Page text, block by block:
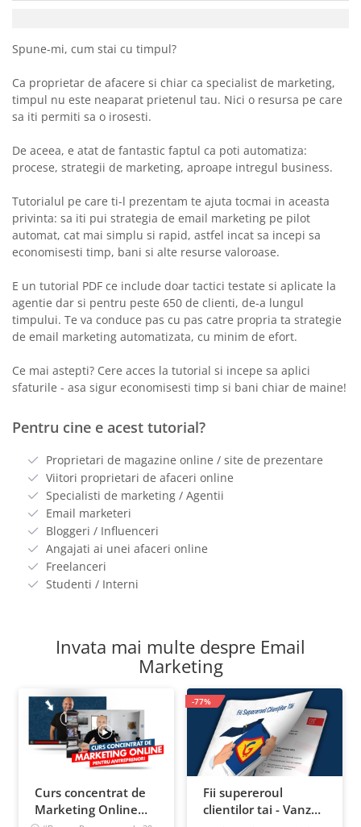
Spune-mi, cum stai cu timpul?
Ca proprietar de afacere si chiar ca specialist de marketing,
timpul nu este neaparat prietenul tau. Nici o resursa pe care
sa iti permiti sa o irosesti.
De aceea, e atat de fantastic faptul ca poti automatiza:
procese, strategii de marketing, aproape intregul business.
Tutorialul pe care ti-l prezentam te ajuta tocmai in aceasta
privinta: sa iti pui strategia de email marketing pe pilot
automat, cat mai simplu si rapid, astfel incat sa incepi sa
economisesti timp, bani si alte resurse valoroase.
E un tutorial PDF ce include doar tactici testate si aplicate la
agentie dar si pentru peste 650 de clienti, de-a lungul
timpului. Te va conduce pas cu pas catre propria ta strategie
de email marketing automatizata, cu minim de efort.
Ce mai astepti? Cere acces la tutorial si incepe sa aplici
sfaturile - asa sigur economisesti timp si bani chiar de maine!
Pentru cine e acest tutorial?
Proprietari de magazine online / site de prezentare
Viitori proprietari de afaceri online
Specialisti de marketing / Agentii
Email marketeri
Bloggeri / Influenceri
Angajati ai unei afaceri online
Freelanceri
Studenti / Interni
Invata mai multe despre Email
Marketing
Curs concentrat de
Marketing Online
Fii supereroul
clientilor tai - Vanzari
-77%